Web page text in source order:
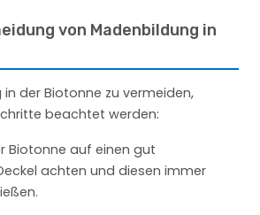
von Madenbildung in
der Biotonne zu vermeiden,
beachtet werden:
Biotonne auf einen gut
achten und diesen immer